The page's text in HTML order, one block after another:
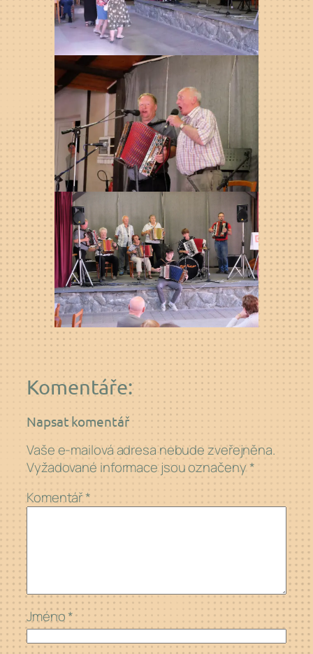
Komentáře:
Napsat komentář
Vaše e-mailová adresa nebude zveřejněna.
Vyžadované informace jsou označeny *
Komentář*
Jméno*